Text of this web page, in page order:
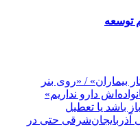
توسعه
بیماران» / «روی بنر
دارو نداریم»
باشد یا تعطیل
آذربایجان‌شرقی حتی در